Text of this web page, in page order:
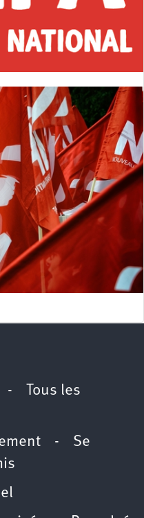
- Tous les
- Se